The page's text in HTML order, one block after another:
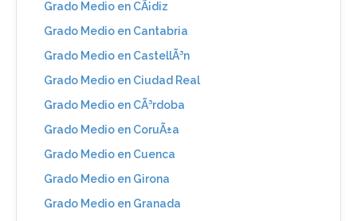
Grado Medio en CÃ¡diz
Grado Medio en Cantabria
Grado Medio en CastellÃ³n
Grado Medio en Ciudad Real
Grado Medio en CÃ³rdoba
Grado Medio en CoruÃ±a
Grado Medio en Cuenca
Grado Medio en Girona
Grado Medio en Granada